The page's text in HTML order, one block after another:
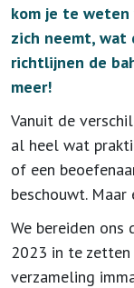
kom je te
zich neemt, wat
richtlijnen de
meer!
Vanuit de
al heel wat
of een
beschouwt.
We bereiden ons
2023 in te
verzameling